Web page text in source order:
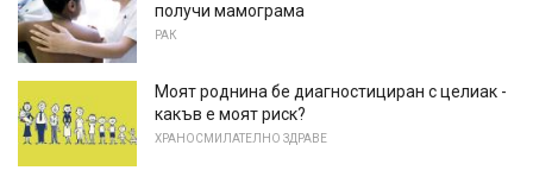
получи мамограма
РАК
Моят роднина бе диагностициран с целиак -
какъв е моят риск?
ХРАНОСМИЛАТЕЛНО ЗДРАВЕ